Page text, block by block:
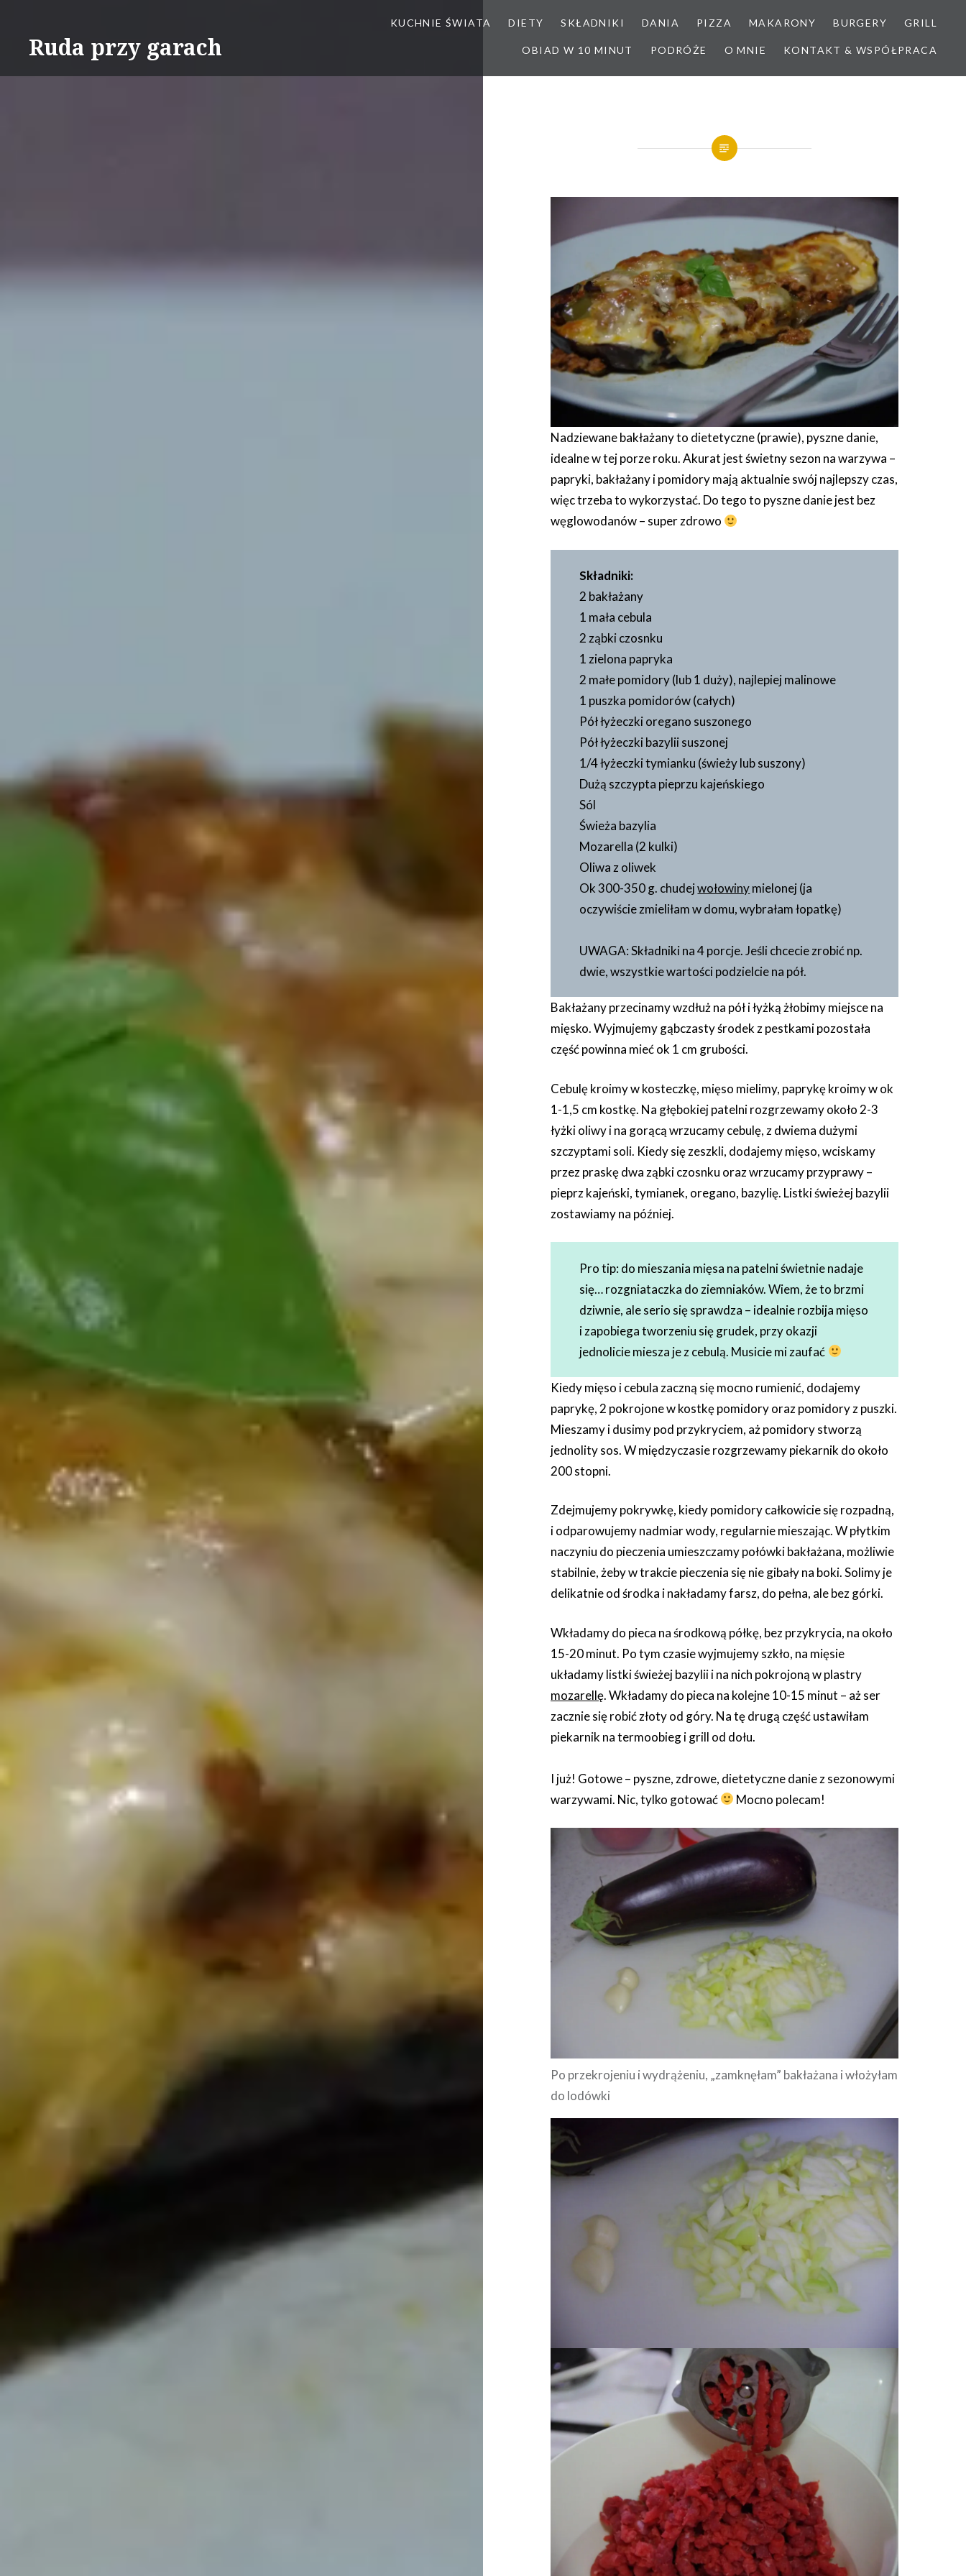
contentRuda przy garach
KUCHNIE ŚWIATA DIETY SKŁADNIKI DANIA PIZZA MAKARONY BURGERY GRILL
OBIAD W 10 MINUT PODRÓŻE O MNIE KONTAKT & WSPÓŁPRACA
Nadziewane bakłażany to dietetyczne (prawie), pyszne danie,
idealne w tej porze roku. Akurat jest świetny sezon na warzywa –
papryki, bakłażany i pomidory mają aktualnie swój najlepszy czas,
więc trzeba to wykorzystać. Do tego to pyszne danie jest bez
węglowodanów – super zdrowo
Składniki:
2 bakłażany
1 mała cebula
2 ząbki czosnku
1 zielona papryka
2 małe pomidory (lub 1 duży), najlepiej malinowe
1 puszka pomidorów (całych)
Pół łyżeczki oregano suszonego
Pół łyżeczki bazylii suszonej
1/4 łyżeczki tymianku (świeży lub suszony)
Dużą szczypta pieprzu kajeńskiego
Sól
Świeża bazylia
Mozarella (2 kulki)
Oliwa z oliwek
Ok 300-350 g. chudejwołowinymielonej (ja
oczywiście zmieliłam w domu, wybrałam łopatkę)
UWAGA: Składniki na 4 porcje. Jeśli chcecie zrobić np.
dwie, wszystkie wartości podzielcie na pół.
Bakłażany przecinamy wzdłuż na pół i łyżką żłobimy miejsce na
mięsko. Wyjmujemy gąbczasty środek z pestkami pozostała
część powinna mieć ok 1 cm grubości.
Cebulę kroimy w kosteczkę, mięso mielimy, paprykę kroimy w ok
1-1,5 cm kostkę. Na głębokiej patelni rozgrzewamy około 2-3
łyżki oliwy i na gorącą wrzucamy cebulę, z dwiema dużymi
szczyptami soli. Kiedy się zeszkli, dodajemy mięso, wciskamy
przez praskę dwa ząbki czosnku oraz wrzucamy przyprawy –
pieprz kajeński, tymianek, oregano, bazylię. Listki świeżej bazylii
zostawiamy na później.
Pro tip: do mieszania mięsa na patelni świetnie nadaje
się… rozgniataczka do ziemniaków. Wiem, że to brzmi
dziwnie, ale serio się sprawdza – idealnie rozbija mięso
i zapobiega tworzeniu się grudek, przy okazji
jednolicie miesza je z cebulą. Musicie mi zaufać
Kiedy mięso i cebula zaczną się mocno rumienić, dodajemy
paprykę, 2 pokrojone w kostkę pomidory oraz pomidory z puszki.
Mieszamy i dusimy pod przykryciem, aż pomidory stworzą
jednolity sos. W międzyczasie rozgrzewamy piekarnik do około
200 stopni.
Zdejmujemy pokrywkę, kiedy pomidory całkowicie się rozpadną,
i odparowujemy nadmiar wody, regularnie mieszając. W płytkim
naczyniu do pieczenia umieszczamy połówki bakłażana, możliwie
stabilnie, żeby w trakcie pieczenia się nie gibały na boki. Solimy je
delikatnie od środka i nakładamy farsz, do pełna, ale bez górki.
Wkładamy do pieca na środkową półkę, bez przykrycia, na około
15-20 minut. Po tym czasie wyjmujemy szkło, na mięsie
układamy listki świeżej bazylii i na nich pokrojoną w plastry
mozarellę. Wkładamy do pieca na kolejne 10-15 minut – aż ser
zacznie się robić złoty od góry. Na tę drugą część ustawiłam
piekarnik na termoobieg i grill od dołu.
I już! Gotowe – pyszne, zdrowe, dietetyczne danie z sezonowymi
warzywami. Nic, tylko gotować
Mocno polecam!
Po przekrojeniu i wydrążeniu, „zamknęłam” bakłażana i włożyłam
do lodówki